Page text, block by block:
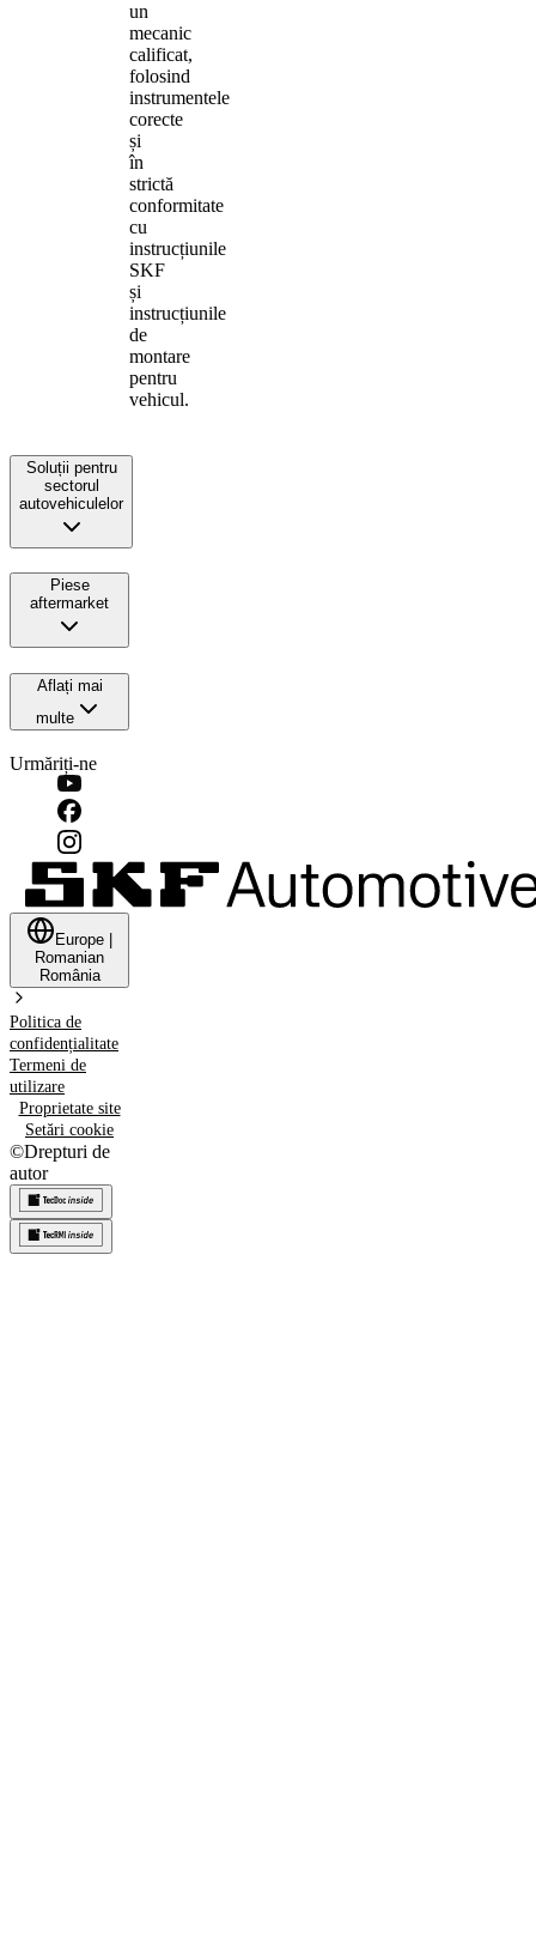
un
mecanic
calificat,
folosind
instrumentele
corecte
și
în
strictă
conformitate
cu
instrucțiunile
SKF
și
instrucțiunile
de
montare
pentru
vehicul.
Soluții pentru
sectorul
autovehiculelor
Piese
aftermarket
Aflați mai
multe
Urmăriți-ne
Europe
Romanian
România
Politica de
confidențialitate
Termeni de
utilizare
Proprietate site
Setări cookie
©Drepturi de
autor